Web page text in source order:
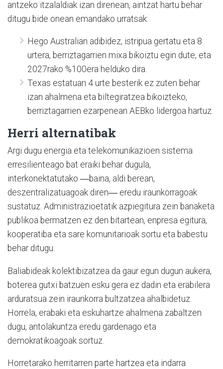
antzeko itzalaldiak izan direnean, aintzat hartu behar
ditugu bide onean emandako urratsak:
Hego Australian adibidez, istripua gertatu eta 8
urtera, berriztagarrien mixa bikoiztu egin dute, eta
2027rako %100era helduko dira.
Texas estatuan 4 urte besterik ez zuten behar
izan ahalmena eta biltegiratzea bikoizteko,
berriztagarrien ezarpenean AEBko lidergoa hartuz.
Herri alternatibak
Argi dugu energia eta telekomunikazioen sistema
erresilienteago bat eraiki behar dugula,
interkonektatutako ―baina, aldi berean,
deszentralizatuagoak diren― eredu iraunkorragoak
sustatuz. Administrazioetatik azpiegitura zein banaketa
publikoa bermatzen ez den bitartean, enpresa egitura,
kooperatiba eta sare komunitarioak sortu eta babestu
behar ditugu.
Baliabideak kolektibizatzea da gaur egun dugun aukera,
boterea gutxi batzuen esku gera ez dadin eta erabilera
arduratsua zein iraunkorra bultzatzea ahalbidetuz.
Horrela, erabaki eta eskuhartze ahalmena zabaltzen
dugu, antolakuntza eredu gardenago eta
demokratikoagoak sortuz.
Horretarako herritarren parte hartzea eta indarra